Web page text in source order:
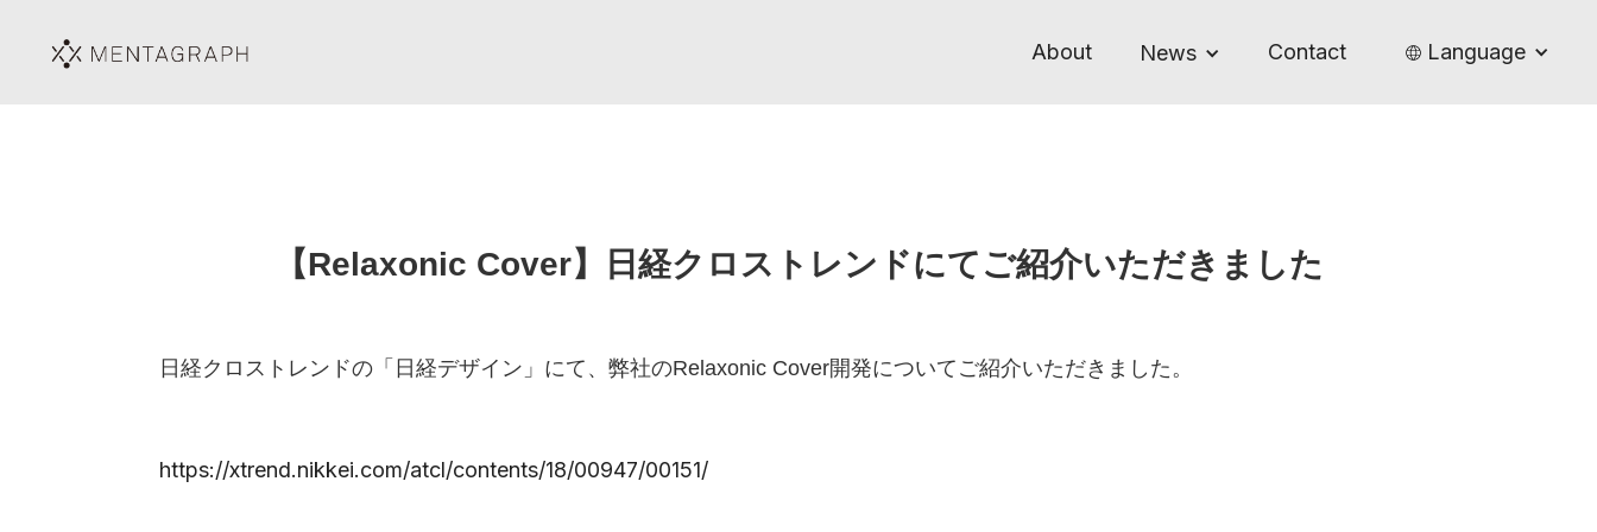
About News Contact Language
【Relaxonic Cover】日経クロストレンドにてご紹介いただきました
日経クロストレンドの「日経デザイン」にて、弊社のRelaxonic Cover開発についてご紹介いただきました。
https://xtrend.nikkei.com/atcl/contents/18/00947/00151/